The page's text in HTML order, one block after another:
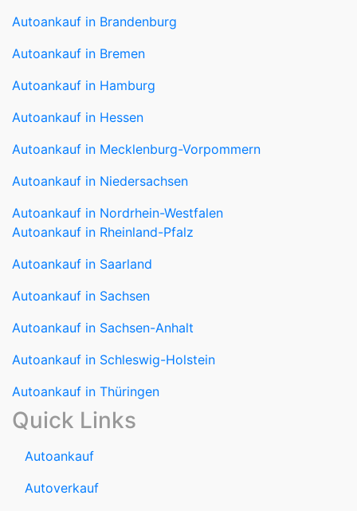
Autoankauf in Brandenburg
Autoankauf in Bremen
Autoankauf in Hamburg
Autoankauf in Hessen
Autoankauf in Mecklenburg-Vorpommern
Autoankauf in Niedersachsen
Autoankauf in Nordrhein-Westfalen
Autoankauf in Rheinland-Pfalz
Autoankauf in Saarland
Autoankauf in Sachsen
Autoankauf in Sachsen-Anhalt
Autoankauf in Schleswig-Holstein
Autoankauf in Thüringen
Quick Links
Autoankauf
Autoverkauf